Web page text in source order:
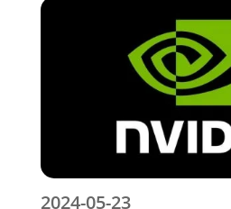
2024-05-23